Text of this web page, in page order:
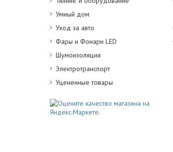
Умный дом
Уход за авто
Фары и Фонари LED
Шумоизоляция
Электротранспорт
Уцененные товары